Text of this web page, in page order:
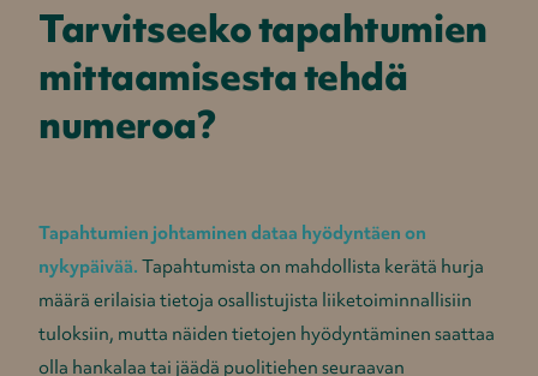
Tarvitseeko tapahtumien
mittaamisesta tehdä
numeroa?
Tapahtumien johtaminen dataa hyödyntäen on
nykypäivää. Tapahtumista on mahdollista kerätä hurja
määrä erilaisia tietoja osallistujista liiketoiminnallisiin
tuloksiin, mutta näiden tietojen hyödyntäminen saattaa
olla hankalaa tai jäädä puolitiehen seuraavan